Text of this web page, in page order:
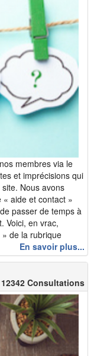
membres via le
et imprécisions qui
Nous avons
aide et contact »
passer de temps à
Voici, en vrac,
de la rubrique
d’accuei...
En savoir plus...
12342 Consultations